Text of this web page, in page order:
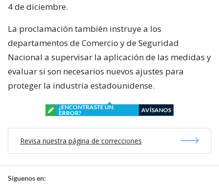
4 de diciembre.
La proclamación también instruye a los
departamentos de Comercio y de Seguridad
Nacional a supervisar la aplicación de las medidas y
evaluar si son necesarios nuevos ajustes para
proteger la industria estadounidense.
¿ENCONTRASTE UN
ERROR?
AVÍSANOS
Revisa nuestra página de correcciones
Síguenos en: